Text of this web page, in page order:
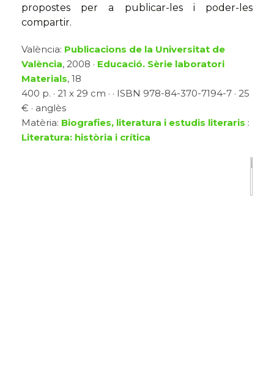
propostes per a publicar-les i poder-les
compartir.
València: Publicacions de la Universitat de
València, 2008 · Educació. Sèrie laboratori
Materials, 18
400 p. · 21 x 29 cm · · ISBN 978-84-370-7194-7 · 25
€ · anglès
Matèria: Biografies, literatura i estudis literaris :
Literatura: història i crítica